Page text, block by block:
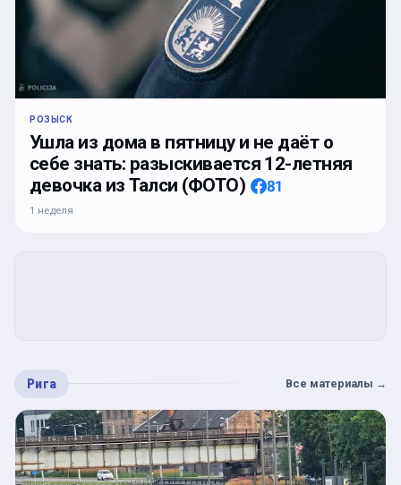
РОЗЫСК
Ушла из дома в пятницу и не даёт о
себе знать: разыскивается 12-летняя
девочка из Талси (ФОТО)
81
1 неделя
Рига Все материалы →